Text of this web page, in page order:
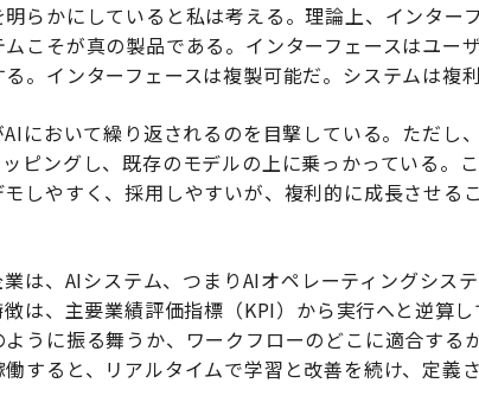
らかにしていると私は考える。理論上、インター
こそが真の製品である。インターフェースはユー
。インターフェースは複製可能だ。システムは複
において繰り返されるのを目撃している。ただし
ピングし、既存のモデルの上に乗っかっている。
しやすく、採用しやすいが、複利的に成長させる
は、AIシステム、つまりAIオペレーティングシス
は、主要業績評価指標（KPI）から実行へと逆算
うに振る舞うか、ワークフローのどこに適合する
すると、リアルタイムで学習と改善を続け、定義